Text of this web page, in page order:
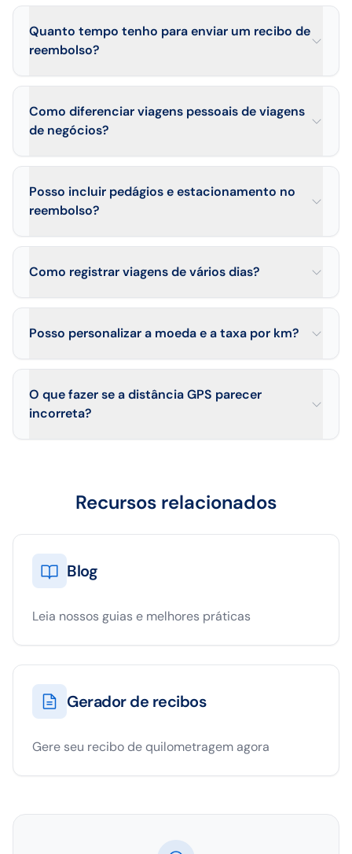
Quanto tempo tenho para enviar um recibo de
reembolso?
Como diferenciar viagens pessoais de viagens
de negócios?
Posso incluir pedágios e estacionamento no
reembolso?
Como registrar viagens de vários dias?
Posso personalizar a moeda e a taxa por km?
O que fazer se a distância GPS parecer
incorreta?
Recursos relacionados
Blog
Leia nossos guias e melhores práticas
Gerador de recibos
Gere seu recibo de quilometragem agora